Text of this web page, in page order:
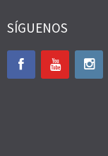
SÍGUENOS